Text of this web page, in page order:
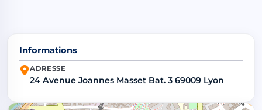
Informations
ADRESSE
24 Avenue Joannes Masset Bat. 3 69009 Lyon